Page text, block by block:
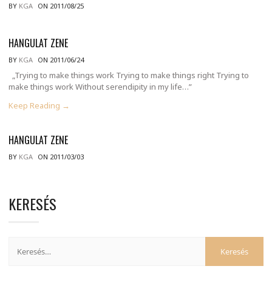
BY KGA ON 2011/08/25
HANGULAT ZENE
BY KGA ON 2011/06/24
„Trying to make things work Trying to make things right Trying to
make things work Without serendipity in my life…”
Keep Reading →
HANGULAT ZENE
BY KGA ON 2011/03/03
KERESÉS